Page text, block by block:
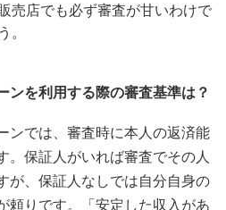
売店でも必ず審査が甘いわけで
。
ンを利用する際の審査基準は？
ンでは、審査時に本人の返済能
。保証人がいれば審査でその人
が、保証人なしでは自分自身の
頼りです。「安定した収入があ